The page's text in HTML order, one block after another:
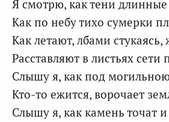
Я смотрю, как тени длинные
Как по небу тихо сумерки
Как летают, лбами стукаясь,
Расставляют в листьях сети
Слышу я, как под
Кто-то ежится, ворочает
Слышу я, как камень точат и